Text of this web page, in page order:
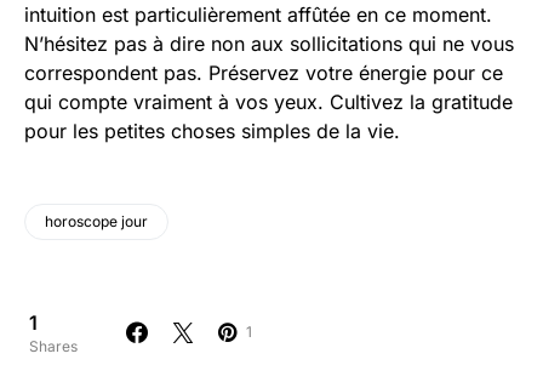
intuition est particulièrement affûtée en ce moment.
N’hésitez pas à dire non aux sollicitations qui ne vous
correspondent pas. Préservez votre énergie pour ce
qui compte vraiment à vos yeux. Cultivez la gratitude
pour les petites choses simples de la vie.
horoscope jour
1
Shares
1